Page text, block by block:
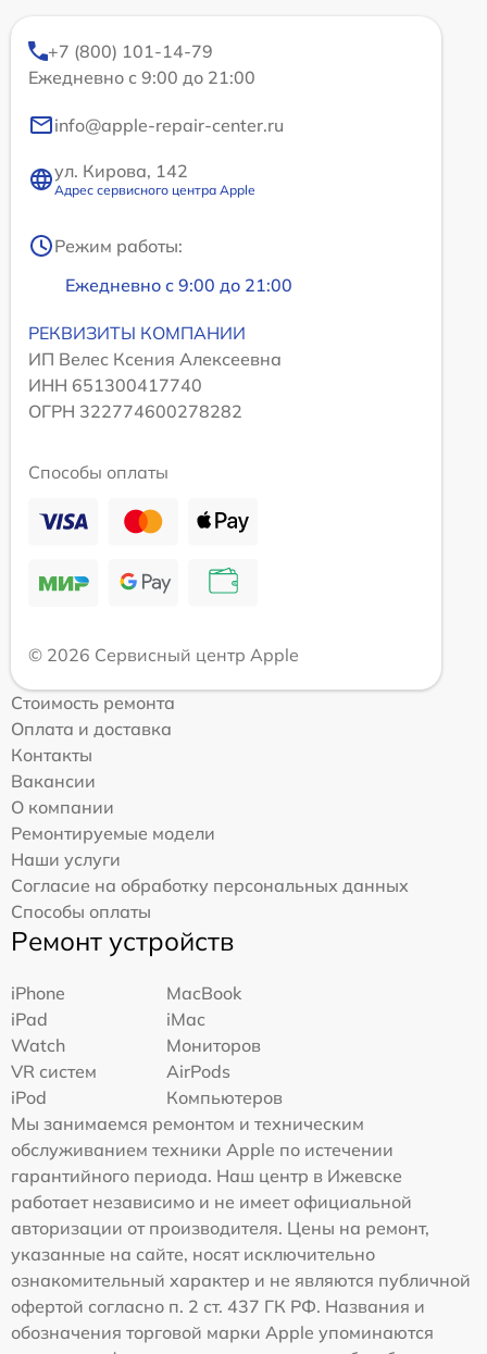
+7 (800) 101-14-79
Ежедневно с 9:00 до 21:00
info@apple-repair-center.ru
ул. Кирова, 142
Адрес сервисного центра Apple
Режим работы:
Ежедневно с 9:00 до 21:00
РЕКВИЗИТЫ КОМПАНИИ
ИП Велес Ксения Алексеевна
ИНН 651300417740
ОГРН 322774600278282
Способы оплаты
© 2026 Сервисный центр Apple
Стоимость ремонта
Оплата и доставка
Контакты
Вакансии
О компании
Ремонтируемые модели
Наши услуги
Согласие на обработку персональных данных
Способы оплаты
Ремонт устройств
iPhone
MacBook
iPad
iMac
Watch
Мониторов
VR систем
AirPods
iPod
Компьютеров
Мы занимаемся ремонтом и техническим
обслуживанием техники Apple по истечении
гарантийного периода. Наш центр в Ижевске
работает независимо и не имеет официальной
авторизации от производителя. Цены на ремонт,
указанные на сайте, носят исключительно
ознакомительный характер и не являются публичной
офертой согласно п. 2 ст. 437 ГК РФ. Названия и
обозначения торговой марки Apple упоминаются